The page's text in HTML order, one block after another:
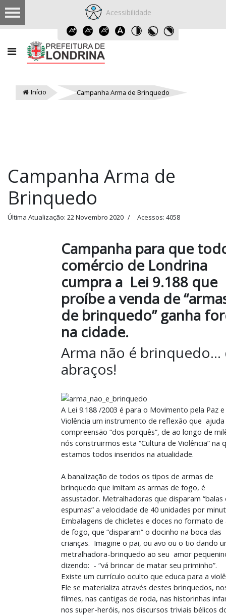
Acessibilidade
Início Campanha Arma de Brinquedo
Campanha Arma de
Brinquedo
Última Atualização: 22 Novembro 2020 Acessos: 4058
Campanha para que
comércio de Londrina
cumpra a Lei 9.188 que
proíbe a venda de
de brinquedo” ganha
na cidade.
Arma não é brinquedo...
abraços!
A Lei 9.188 /2003 é para o Movimento pela Paz
Violência um instrumento de reflexão que ajuda
compreensão “dos porquês”, de ao longo de
nós construirmos esta “Cultura de Violência” na
estamos todos inseridos na atualidade.
A banalização de todos os tipos de armas de
brinquedo que imitam as armas de fogo, é
assustador. Metralhadoras que disparam “balas
espumas” a velocidade de 40 unidades por
Embalagens de chicletes e doces no formato de
de fogo, que “disparam” o docinho na boca das
crianças. Imagine o pai, ou avo ou o tio dando
metralhadora-brinquedo ao seu amor
dizendo: - “vá brincar de matar seu priminho”.
Existe um currículo oculto que educa para a
Ele se materializa através destes brinquedos,
filmes, nas cantigas de roda, nas historinhas
nos super-heróis, nos discursos triviais bélicos